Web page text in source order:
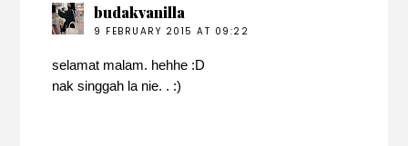
budakvanilla
9 FEBRUARY 2015 AT 09:22
selamat malam. hehhe :D
nak singgah la nie. . :)